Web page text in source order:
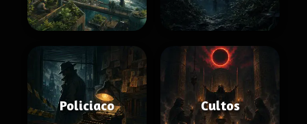
Policiaco Cultos